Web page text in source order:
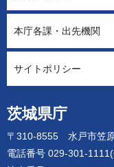
茨城県庁
〒310-8555 水戸市笠
電話番号 029-301-
本庁各課・出先機関
サイトポリシー